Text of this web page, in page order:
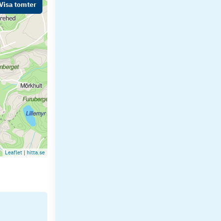
Leaflet | hitta.se
tomter